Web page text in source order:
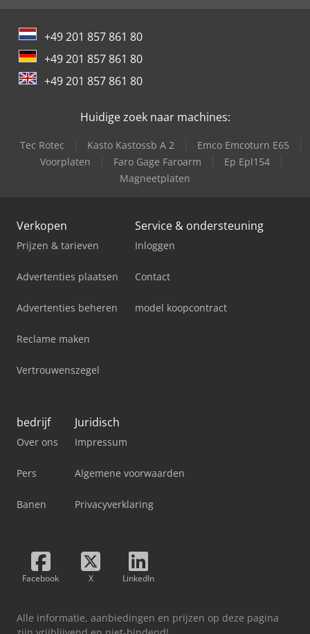
International 946
International 966
+49 201 857 861 80
+49 201 857 861 80
+49 201 857 861 80
Huidige zoek naar machines:
Tec Rotec Kasto Kastossb A 2
Emco Emcoturn E65
Voorplaten
Faro Gage Faroarm
Ep Epl154
Magneetplaten
Verkopen
Prijzen & tarieven
Advertenties plaatsen
Advertenties beheren
Reclame maken
Vertrouwenszegel
Service & ondersteuning
Inloggen
Contact
model koopcontract
bedrijf
Over ons
Pers
Banen
Juridisch
Impressum
Algemene voorwaarden
Privacyverklaring
Facebook X LinkedIn
Alle informatie, aanbiedingen en prijzen op deze pagina